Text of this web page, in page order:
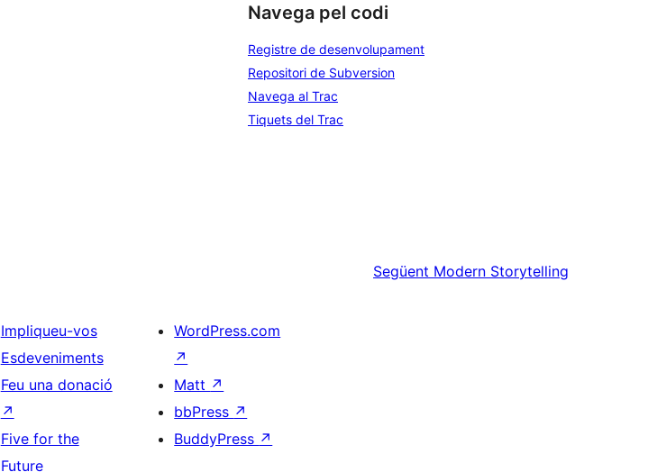
Navega pel codi
Registre de desenvolupament
Repositori de Subversion
Navega al Trac
Tiquets del Trac
Següent Modern Storytelling
Impliqueu-vos
Esdeveniments
Feu una donació
↗
Five for the
Future
WordPress.com
↗
Matt ↗
bbPress ↗
BuddyPress ↗